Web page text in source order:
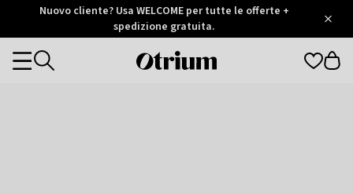
Otrium
Trustpilot
Nuovo cliente? Usa WELCOME per tutte le offerte +
spedizione gratuita.
Otrium
Categories